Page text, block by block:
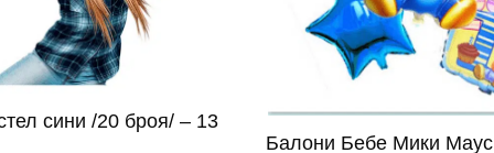
сини /20 броя/ – 13
Балони Бебе Мики